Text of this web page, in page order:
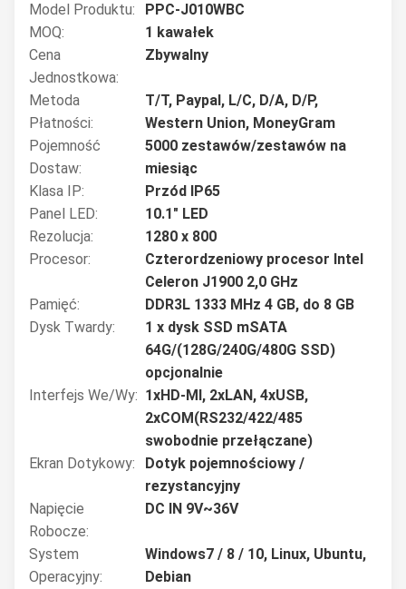
Model Produktu:
PPC-J010WBC
MOQ:
1 kawałek
Cena
Jednostkowa:
Zbywalny
Metoda
Płatności:
T/T, Paypal, L/C, D/A, D/P,
Western Union, MoneyGram
Pojemność
Dostaw:
5000 zestawów/zestawów na
miesiąc
Klasa IP:
Przód IP65
Panel LED:
10.1" LED
Rezolucja:
1280 x 800
Procesor:
Czterordzeniowy procesor Intel
Celeron J1900 2,0 GHz
Pamięć:
DDR3L 1333 MHz 4 GB, do 8 GB
Dysk Twardy:
1 x dysk SSD mSATA
64G/(128G/240G/480G SSD)
opcjonalnie
Interfejs We/wy: 1xHD-MI, 2xLAN, 4xUSB,
2xCOM(RS232/422/485
swobodnie przełączane)
Ekran Dotykowy:
Dotyk pojemnościowy /
rezystancyjny
Napięcie
Robocze:
DC IN 9V~36V
System
Operacyjny:
Windows7 / 8 / 10, Linux, Ubuntu,
Debian